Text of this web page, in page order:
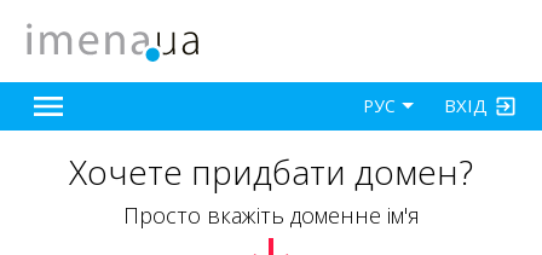
ВХІД
РУС
Хочете придбати домен?
Просто вкажіть доменне ім'я